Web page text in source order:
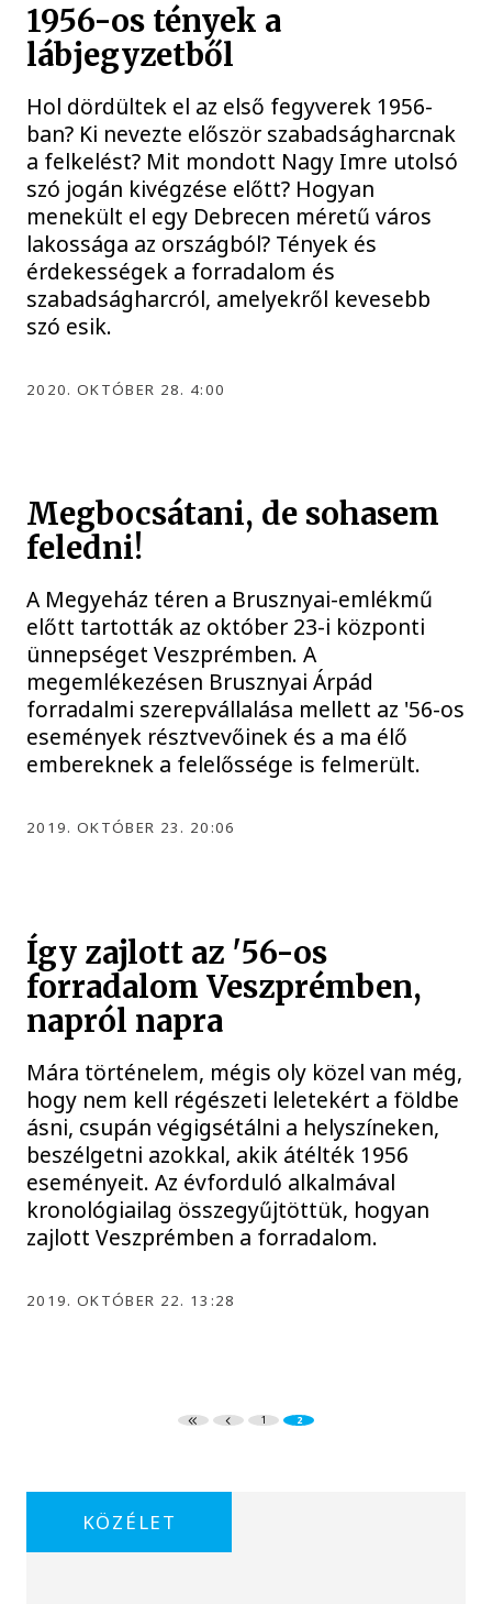
1956-os tények a
lábjegyzetből
Hol dördültek el az első fegyverek 1956-
ban? Ki nevezte először szabadságharcnak
a felkelést? Mit mondott Nagy Imre utolsó
szó jogán kivégzése előtt? Hogyan
menekült el egy Debrecen méretű város
lakossága az országból? Tények és
érdekességek a forradalom és
szabadságharcról, amelyekről kevesebb
szó esik.
2020. OKTÓBER 28. 4:00
Megbocsátani, de sohasem
feledni!
A Megyeház téren a Brusznyai-emlékmű
előtt tartották az október 23-i központi
ünnepséget Veszprémben. A
megemlékezésen Brusznyai Árpád
forradalmi szerepvállalása mellett az '56-os
események résztvevőinek és a ma élő
embereknek a felelőssége is felmerült.
2019. OKTÓBER 23. 20:06
Így zajlott az '56-os
forradalom Veszprémben,
napról napra
Mára történelem, mégis oly közel van még,
hogy nem kell régészeti leletekért a földbe
ásni, csupán végigsétálni a helyszíneken,
beszélgetni azokkal, akik átélték 1956
eseményeit. Az évforduló alkalmával
kronológiailag összegyűjtöttük, hogyan
zajlott Veszprémben a forradalom.
2019. OKTÓBER 22. 13:28
1 2
KÖZÉLET